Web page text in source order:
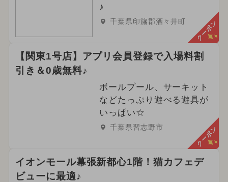
♪
千葉県印旛郡酒々井町 クーポン
【関東1号店】アプリ会員登録で入場料割
引き＆0歳無料♪
ボールプール、サーキット
などたっぷり遊べる遊具が
いっぱい☆
千葉県習志野市 クーポン
イオンモール幕張新都心1階！猫カフェデ
ビューに最適♪